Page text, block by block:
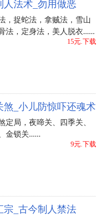
发展趋势的环节，定
，也不必止步不前，
力而为。遵循商业伦
开拓。
山顶，慢慢生长发育
层面，踏踏实实地提
会发展风俗习惯的义
争进。
门，一路平安。
。幸福快乐、幸福，
刻早已来临，切不可
，渐近有利有益。以
得强大的适用，会得
人法术_勿用做恶
，捉蛇法，拿贼法，雪山
法，定身法，美人脱衣......
15元.下载
煞_小儿防惊吓还魂术
定局，夜啼关、四季关、
金锁关......
9元.下载
宗_古今制人禁法